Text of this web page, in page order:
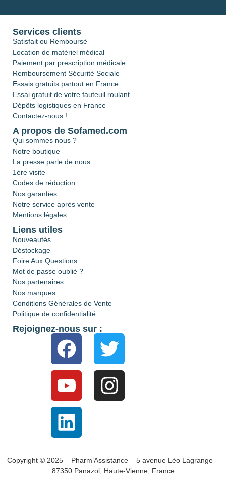
Services clients
Satisfait ou Remboursé
Location de matériel médical
Paiement par prescription médicale
Remboursement Sécurité Sociale
Essais gratuits partout en France
Essai gratuit de votre fauteuil roulant
Dépôts logistiques en France
Contactez-nous !
A propos de Sofamed.com
Qui sommes nous ?
Notre boutique
La presse parle de nous
1ère visite
Codes de réduction
Nos garanties
Notre service après vente
Mentions légales
Liens utiles
Nouveautés
Déstockage
Foire Aux Questions
Mot de passe oublié ?
Nos partenaires
Nos marques
Conditions Générales de Vente
Politique de confidentialité
Rejoignez-nous sur :
Copyright © 2025 – Pharm’Assistance – 5 avenue Léo Lagrange –
87350 Panazol, Haute-Vienne, France